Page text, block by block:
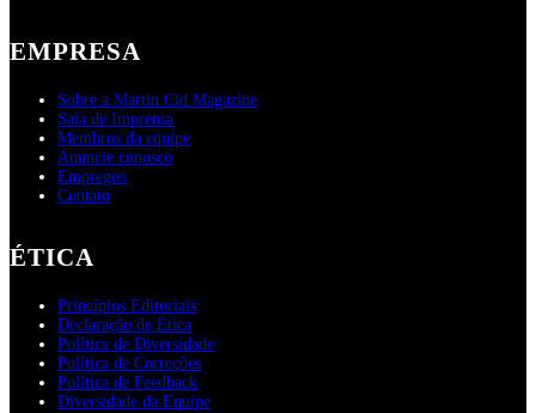
EMPRESA
Sobre a Martin Cid Magazine
Sala de Imprensa
Membros da equipe
Anuncie conosco
Empregos
Contato
ÉTICA
Princípios Editoriais
Declaração de Ética
Política de Diversidade
Política de Correções
Política de Feedback
Diversidade da Equipe